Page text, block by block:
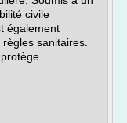
civile
également
sanitaires.